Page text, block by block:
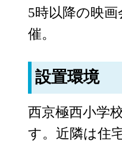
5時以降の映
催。
設置環境
西京極西小学
す。近隣は住